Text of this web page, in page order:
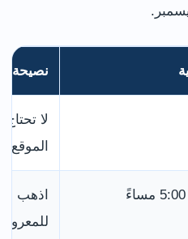
نصيحة
لا
الموقع
اذهب